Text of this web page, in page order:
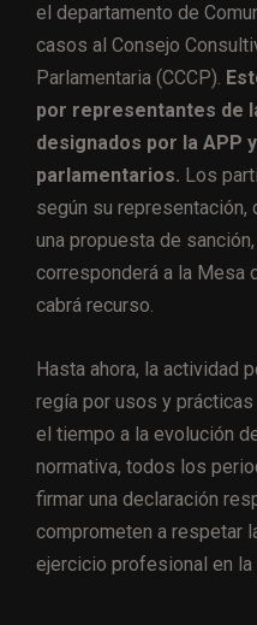
el departamento de
casos al Consejo
Parlamentaria (CCCP).
por representantes de
designados por la APP
parlamentarios. Los
según su
una propuesta de
corresponderá a la Mesa
cabrá recurso.
Hasta ahora, la actividad
regía por usos y
el tiempo a la evolución
normativa, todos los
firmar una declaración
comprometen a respetar
ejercicio profesional en la